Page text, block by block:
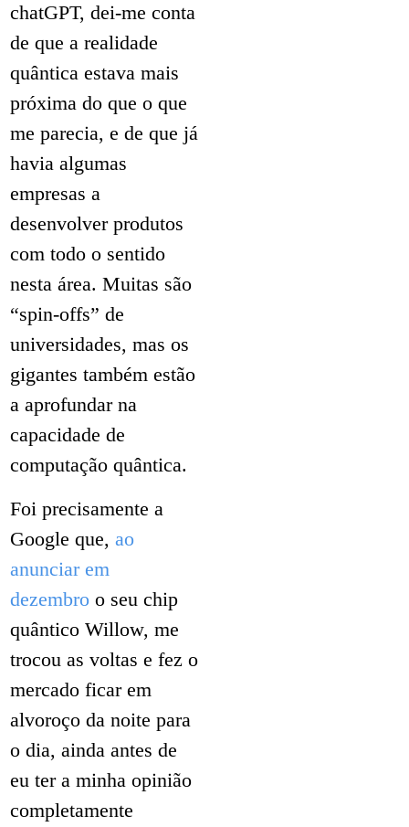
chatGPT, dei-me conta
de que a realidade
quântica estava mais
próxima do que o que
me parecia, e de que já
havia algumas
empresas a
desenvolver produtos
com todo o sentido
nesta área. Muitas são
“spin-offs” de
universidades, mas os
gigantes também estão
a aprofundar na
capacidade de
computação quântica.
Foi precisamente a
Google que, ao
anunciar em
dezembro o seu chip
quântico Willow, me
trocou as voltas e fez o
mercado ficar em
alvoroço da noite para
o dia, ainda antes de
eu ter a minha opinião
completamente